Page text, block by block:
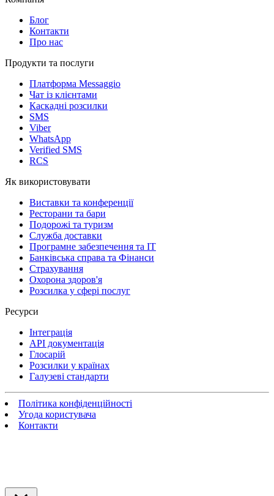
Блог
Контакти
Про нас
Продукти та послуги
Платформа Messaggio
Чат із клієнтами
Каскадні розсилки
SMS
Viber
WhatsApp
Verified SMS
RCS
Як використовувати
Виставки та конференції
Ресторани та бари
Подорожі та туризм
Служба доставки
Програмне забезпечення та IT
Банківська справа та Фінанси
Страхування
Охорона здоров'я
Розсилка у сфері послуг
Ресурси
Інтеграція
API документація
Глосарій
Розсилки у країнах
Галузеві стандарти
Політика конфіденційності
Угода користувача
Контакти